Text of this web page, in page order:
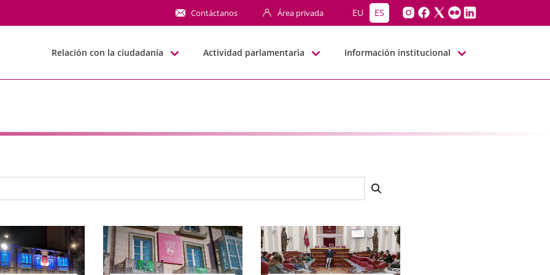
Contáctanos Área privada EU ES
Relación con la ciudadanía Actividad parlamentaria Información institucional
búsqueda